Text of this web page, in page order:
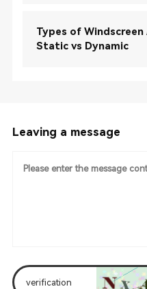
Types of
Static vs Dynamic
Leaving a message